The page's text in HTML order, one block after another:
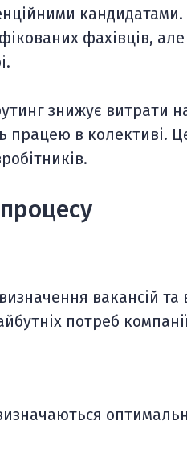
фахівців,
знижує витрати
працею в колективі.
вакансій та
потреб